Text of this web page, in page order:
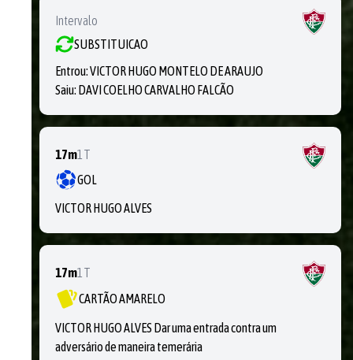
Intervalo
SUBSTITUICAO
Entrou:VICTOR HUGO MONTELO DE ARAUJO
Saiu: DAVI COELHO CARVALHO FALCÃO
17m1T
GOL
VICTOR HUGO ALVES
17m1T
CARTÃO AMARELO
VICTOR HUGO ALVES Dar uma entrada contra um
adversário de maneira temerária